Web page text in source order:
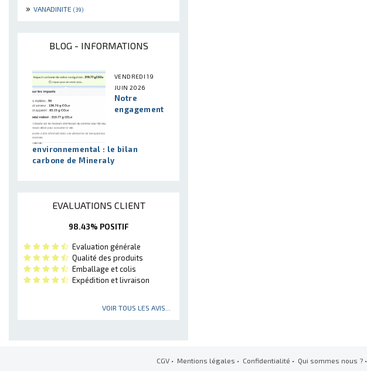
» VANADINITE (39)
BLOG - INFORMATIONS
VENDREDI 19
JUIN 2026
Notre
engagement
environnemental : le bilan
carbone de Mineraly
EVALUATIONS CLIENT
98.43% POSITIF
Evaluation générale
Qualité des produits
Emballage et colis
Expédition et livraison
VOIR TOUS LES AVIS...
CGV• Mentions légales • Confidentialité • Qui sommes nous ?•